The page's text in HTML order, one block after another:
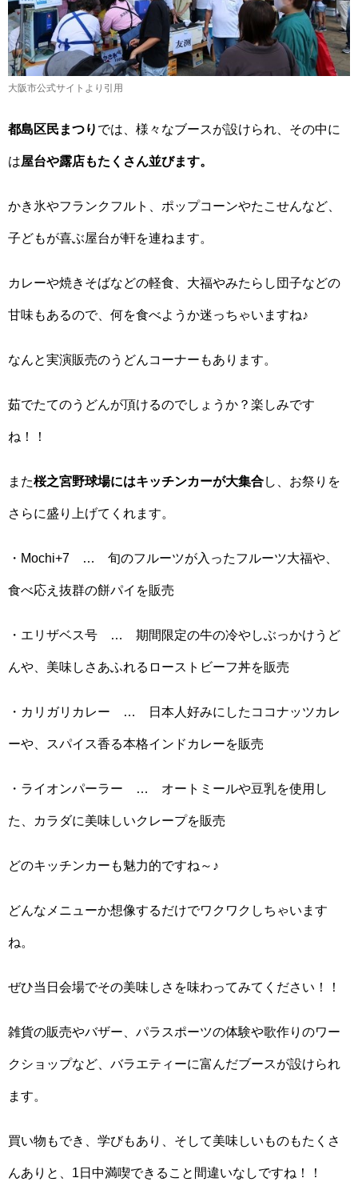
大阪市公式サイトより引用
都島区民まつり では、様々なブースが設けられ、その中に
は屋台や露店もたくさん並びます。
かき氷やフランクフルト、ポップコーンやたこせんなど、
子どもが喜ぶ屋台が軒を連ねます。
カレーや焼きそばなどの軽食、大福やみたらし団子などの
甘味もあるので、何を食べようか迷っちゃいますね♪
なんと実演販売のうどんコーナーもあります。
茹でたてのうどんが頂けるのでしょうか？楽しみです
ね！！
また桜之宮野球場にはキッチンカーが大集合し、お祭りを
さらに盛り上げてくれます。
・Mochi+7 … 旬のフルーツが入ったフルーツ大福や、
食べ応え抜群の餅パイを販売
・エリザベス号 … 期間限定の牛の冷やしぶっかけうど
んや、美味しさあふれるローストビーフ丼を販売
・カリガリカレー … 日本人好みにしたココナッツカレ
ーや、スパイス香る本格インドカレーを販売
・ライオンパーラー … オートミールや豆乳を使用し
た、カラダに美味しいクレープを販売
どのキッチンカーも魅力的ですね～♪
どんなメニューか想像するだけでワクワクしちゃいます
ね。
ぜひ当日会場でその美味しさを味わってみてください！！
雑貨の販売やバザー、パラスポーツの体験や歌作りのワー
クショップなど、バラエティーに富んだブースが設けられ
ます。
買い物もでき、学びもあり、そして美味しいものもたくさ
んありと、1日中満喫できること間違いなしですね！！